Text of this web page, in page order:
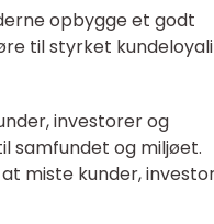
opbygge et godt
til styrket
investorer og
samfundet og miljøet.
miste kunder,